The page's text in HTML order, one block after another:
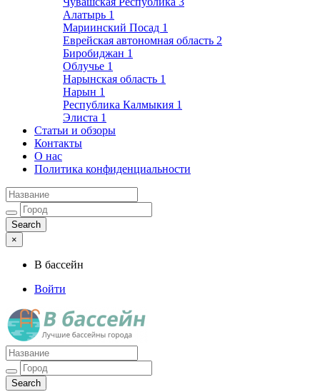
Алатырь 1
Мариинский Посад 1
Еврейская автономная область 2
Биробиджан 1
Облучье 1
Нарынская область 1
Нарын 1
Республика Калмыкия 1
Элиста 1
Статьи и обзоры
Контакты
О нас
Политика конфиденциальности
×
В бассейн
Войти
Лучшие бассейны города